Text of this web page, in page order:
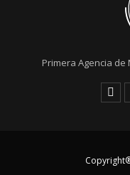
Primera Agencia de